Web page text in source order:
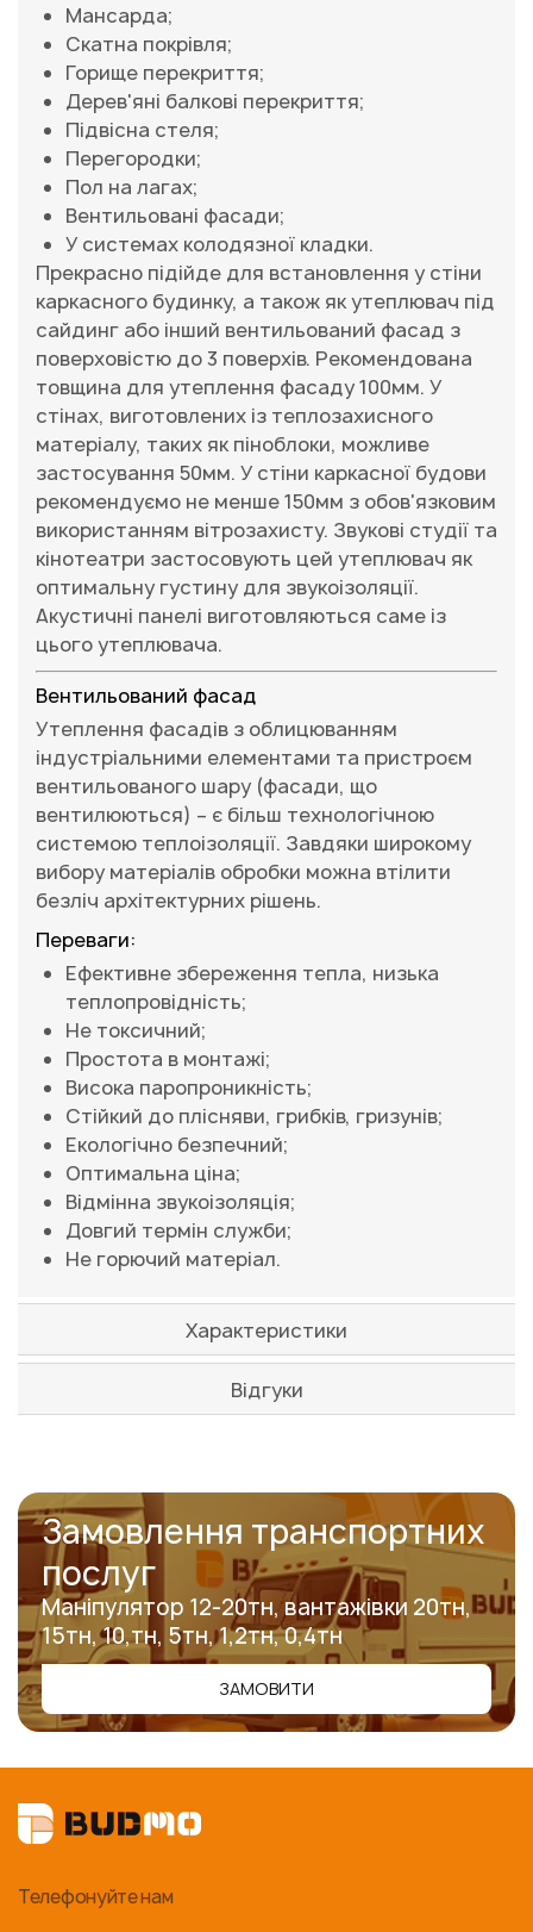
Мансарда;
Скатна покрівля;
Горище перекриття;
Дерев'яні балкові перекриття;
Підвісна стеля;
Перегородки;
Пол на лагах;
Вентильовані фасади;
У системах колодязної кладки.
Прекрасно підійде для встановлення у стіни
каркасного будинку, а також як утеплювач під
сайдинг або інший вентильований фасад з
поверховістю до 3 поверхів. Рекомендована
товщина для утеплення фасаду 100мм. У
стінах, виготовлених із теплозахисного
матеріалу, таких як піноблоки, можливе
застосування 50мм. У стіни каркасної будови
рекомендуємо не менше 150мм з обов'язковим
використанням вітрозахисту. Звукові студії та
кінотеатри застосовують цей утеплювач як
оптимальну густину для звукоізоляції.
Акустичні панелі виготовляються саме із
цього утеплювача.
Вентильований фасад
Утеплення фасадів з облицюванням
індустріальними елементами та пристроєм
вентильованого шару (фасади, що
вентилюються) – є більш технологічною
системою теплоізоляції. Завдяки широкому
вибору матеріалів обробки можна втілити
безліч архітектурних рішень.
Переваги:
Ефективне збереження тепла, низька
теплопровідність;
Не токсичний;
Простота в монтажі;
Висока паропроникність;
Стійкий до плісняви, грибків, гризунів;
Екологічно безпечний;
Оптимальна ціна;
Відмінна звукоізоляція;
Довгий термін служби;
Не горючий матеріал.
Характеристики
Відгуки
Замовлення транспортних
послуг
Маніпулятор 12-20тн, вантажівки 20тн,
15тн, 10,тн, 5тн, 1,2тн, 0,4тн
ЗАМОВИТИ
Телефонуйте нам